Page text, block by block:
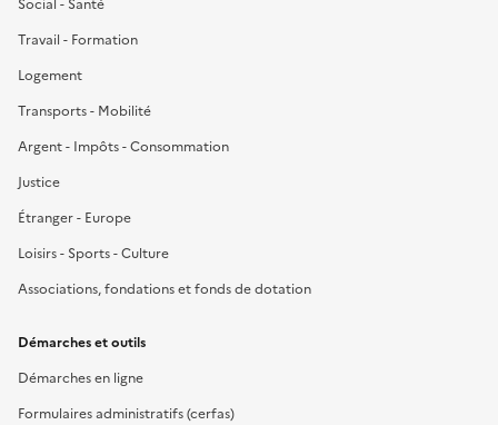
Social - Santé
Travail - Formation
Logement
Transports - Mobilité
Argent - Impôts - Consommation
Justice
Étranger - Europe
Loisirs - Sports - Culture
Associations, fondations et fonds de dotation
Démarches et outils
Démarches en ligne
Formulaires administratifs (cerfas)